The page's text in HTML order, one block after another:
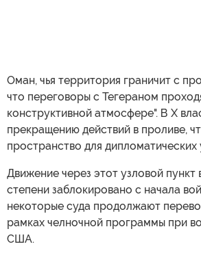
Оман, чья территория граничит с
что переговоры с Тегераном
конструктивной атмосфере". В X
прекращению действий в проливе,
пространство для дипломатических
Движение через этот узловой пункт
степени заблокировано с начала
некоторые суда продолжают
рамках челночной программы при
США.